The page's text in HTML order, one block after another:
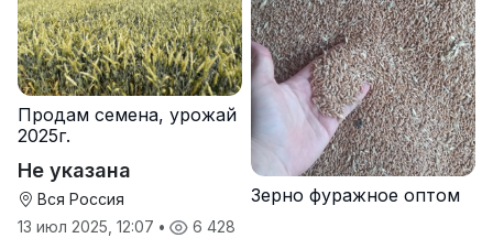
Продам семена, урожай
2025г.
Не указана
Вся Россия
13 июл 2025, 12:07 • 6 428
Зерно фуражное оптом